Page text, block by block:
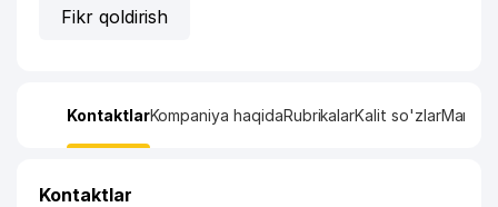
Fikr qoldirish
KontaktlarKompaniya haqidaRubrikalarKalit so'zlarManzil
Kontaktlar